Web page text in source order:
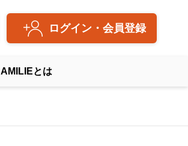
ログイン・会員登録
AMILIEとは